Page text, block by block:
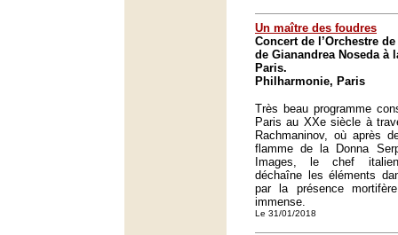
Un maître des foudres
Concert de l’Orchestre
de Gianandrea Noseda à
Paris.
Philharmonie, Paris
Très beau programme
Paris au XXe siècle à
Rachmaninov, où après
flamme de la Donna
Images, le chef
déchaîne les éléments
par la présence
immense.
Le 31/01/2018